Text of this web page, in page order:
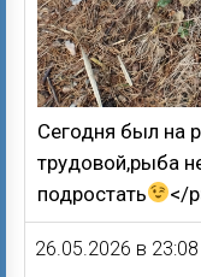
Сегодня был на
трудовой,рыба
подростать
</
26.05.2026 в 23:08